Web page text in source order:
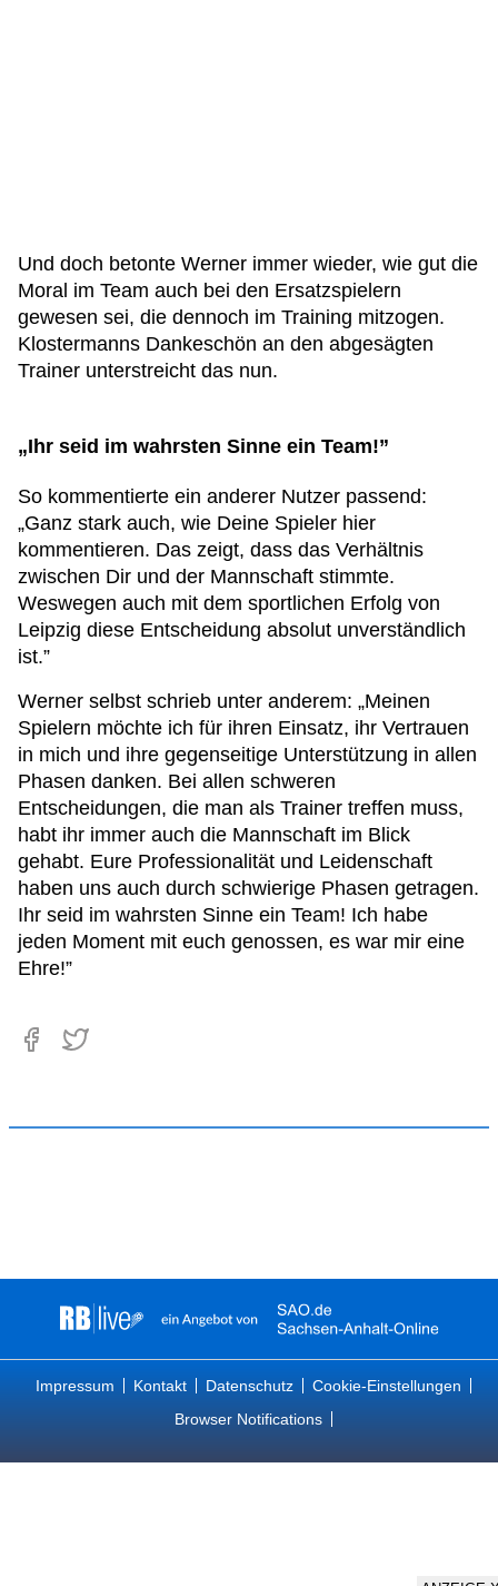
Und doch betonte Werner immer wieder, wie gut die
Moral im Team auch bei den Ersatzspielern
gewesen sei, die dennoch im Training mitzogen.
Klostermanns Dankeschön an den abgesägten
Trainer unterstreicht das nun.
„Ihr seid im wahrsten Sinne ein Team!”
So kommentierte ein anderer Nutzer passend:
„Ganz stark auch, wie Deine Spieler hier
kommentieren. Das zeigt, dass das Verhältnis
zwischen Dir und der Mannschaft stimmte.
Weswegen auch mit dem sportlichen Erfolg von
Leipzig diese Entscheidung absolut unverständlich
ist.”
Werner selbst schrieb unter anderem: „Meinen
Spielern möchte ich für ihren Einsatz, ihr Vertrauen
in mich und ihre gegenseitige Unterstützung in allen
Phasen danken. Bei allen schweren
Entscheidungen, die man als Trainer treffen muss,
habt ihr immer auch die Mannschaft im Blick
gehabt. Eure Professionalität und Leidenschaft
haben uns auch durch schwierige Phasen getragen.
Ihr seid im wahrsten Sinne ein Team! Ich habe
jeden Moment mit euch genossen, es war mir eine
Ehre!”
Impressum Kontakt Datenschutz
Cookie-Einstellungen
Browser Notifications